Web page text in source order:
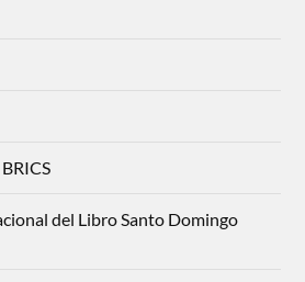
del Libro Santo Domingo